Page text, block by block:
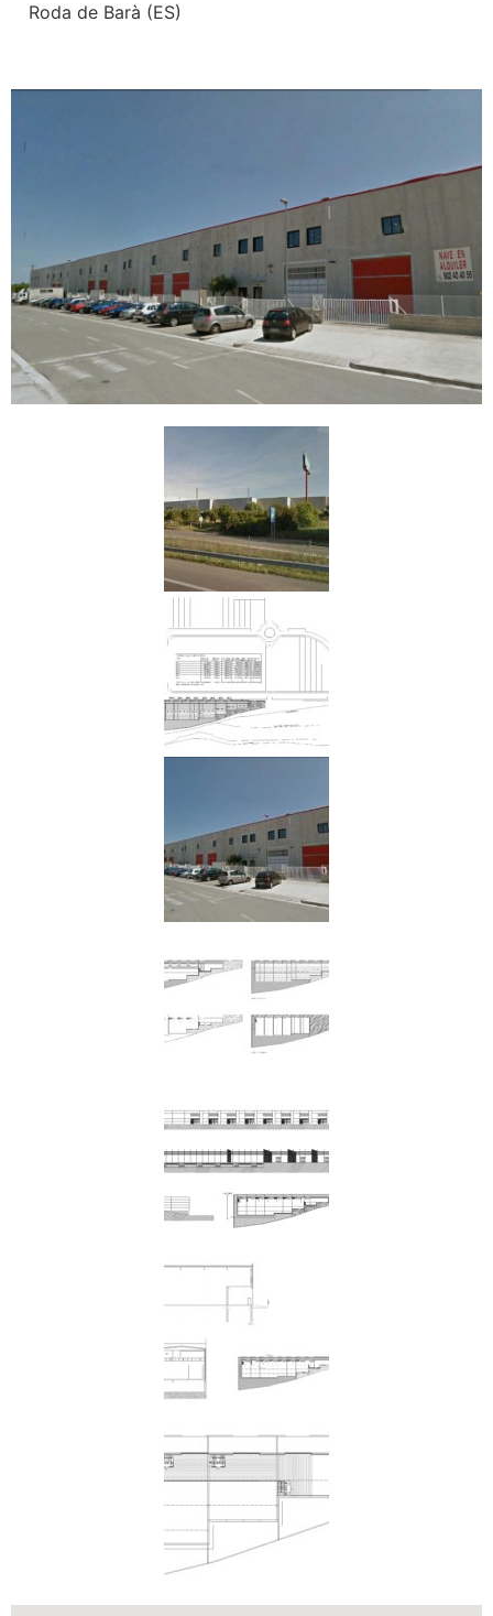
Roda de Barà (ES)